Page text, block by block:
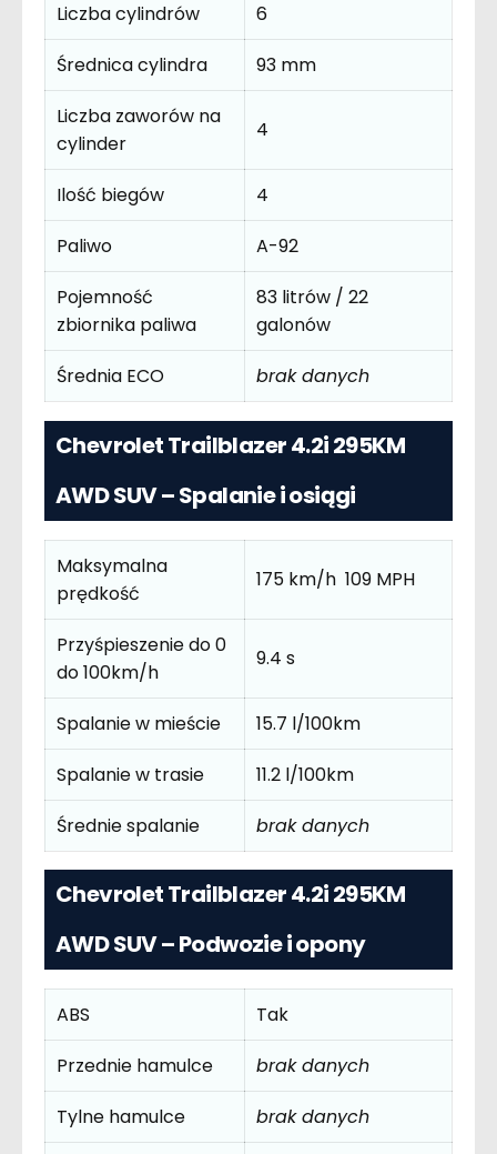
Liczba cylindrów
6
Średnica cylindra
93 mm
Liczba zaworów na
cylinder
4
Ilość biegów
4
Paliwo
A-92
Pojemność
zbiornika paliwa
83 litrów / 22
galonów
Średnia ECO
brak danych
Chevrolet Trailblazer 4.2i 295KM
AWD SUV – Spalanie i osiągi
Maksymalna
prędkość
175 km/h 109 MPH
Przyśpieszenie do 0
do 100km/h
9.4 s
Spalanie w mieście
15.7 l/100km
Spalanie w trasie
11.2 l/100km
Średnie spalanie
brak danych
Chevrolet Trailblazer 4.2i 295KM
AWD SUV – Podwozie i opony
ABS
Tak
Przednie hamulce
brak danych
Tylne hamulce
brak danych